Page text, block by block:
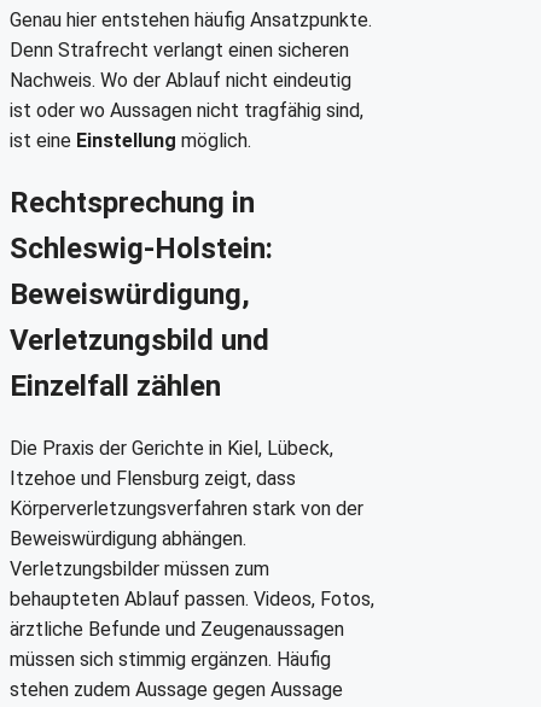
Genau hier entstehen häufig Ansatzpunkte.
Denn Strafrecht verlangt einen sicheren
Nachweis. Wo der Ablauf nicht eindeutig
ist oder wo Aussagen nicht tragfähig sind,
ist eine Einstellung möglich.
Rechtsprechung in
Schleswig-Holstein:
Beweiswürdigung,
Verletzungsbild und
Einzelfall zählen
Die Praxis der Gerichte in Kiel, Lübeck,
Itzehoe und Flensburg zeigt, dass
Körperverletzungsverfahren stark von der
Beweiswürdigung abhängen.
Verletzungsbilder müssen zum
behaupteten Ablauf passen. Videos, Fotos,
ärztliche Befunde und Zeugenaussagen
müssen sich stimmig ergänzen. Häufig
stehen zudem Aussage gegen Aussage